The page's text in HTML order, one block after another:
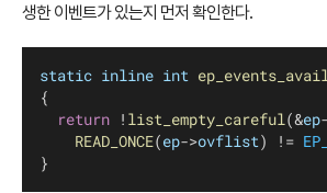
생한 이벤트가 있는지 먼저 확인한다.
static inline int
{
return ! list_empty_careful(&ep
READ_ONCE(ep->ovflist) !=
}